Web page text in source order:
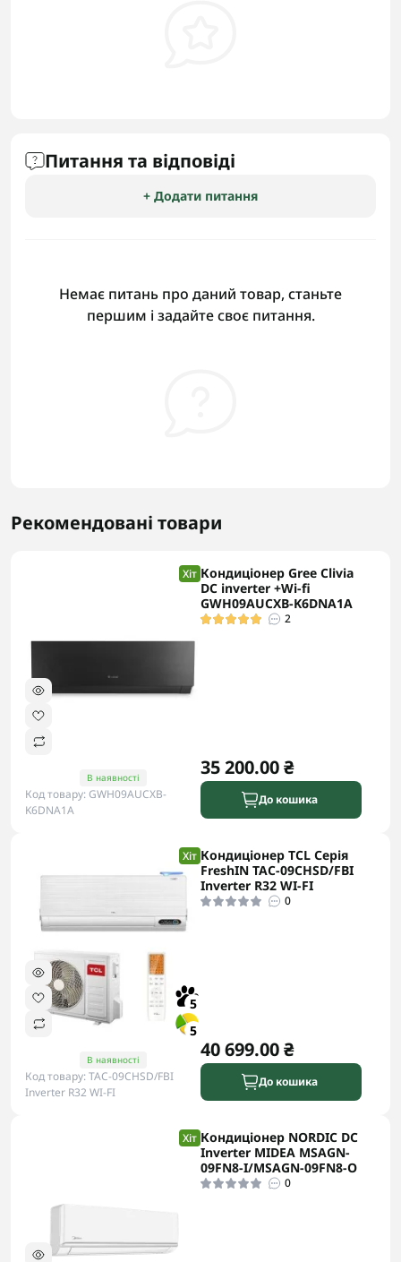
Питання та відповіді
+ Додати питання
Немає питань про даний товар, станьте
першим і задайте своє питання.
Рекомендовані товари
Хіт
В наявності
Код товару: GWH09AUCXB-
K6DNA1A
Кондиціонер Gree Clivia
DC inverter +Wi-fi
GWH09AUCXB-K6DNA1A
2
35 200.00 ₴
До кошика
Хіт
5
5
В наявності
Код товару: TAC-09CHSD/FBI
Inverter R32 WI-FI
Кондиціонер TCL Серія
FreshIN TAC-09CHSD/FBI
Inverter R32 WI-FI
0
40 699.00 ₴
До кошика
Хіт Кондиціонер NORDIC DC
Inverter MIDEA MSAGN-
09FN8-I/MSAGN-09FN8-O
0